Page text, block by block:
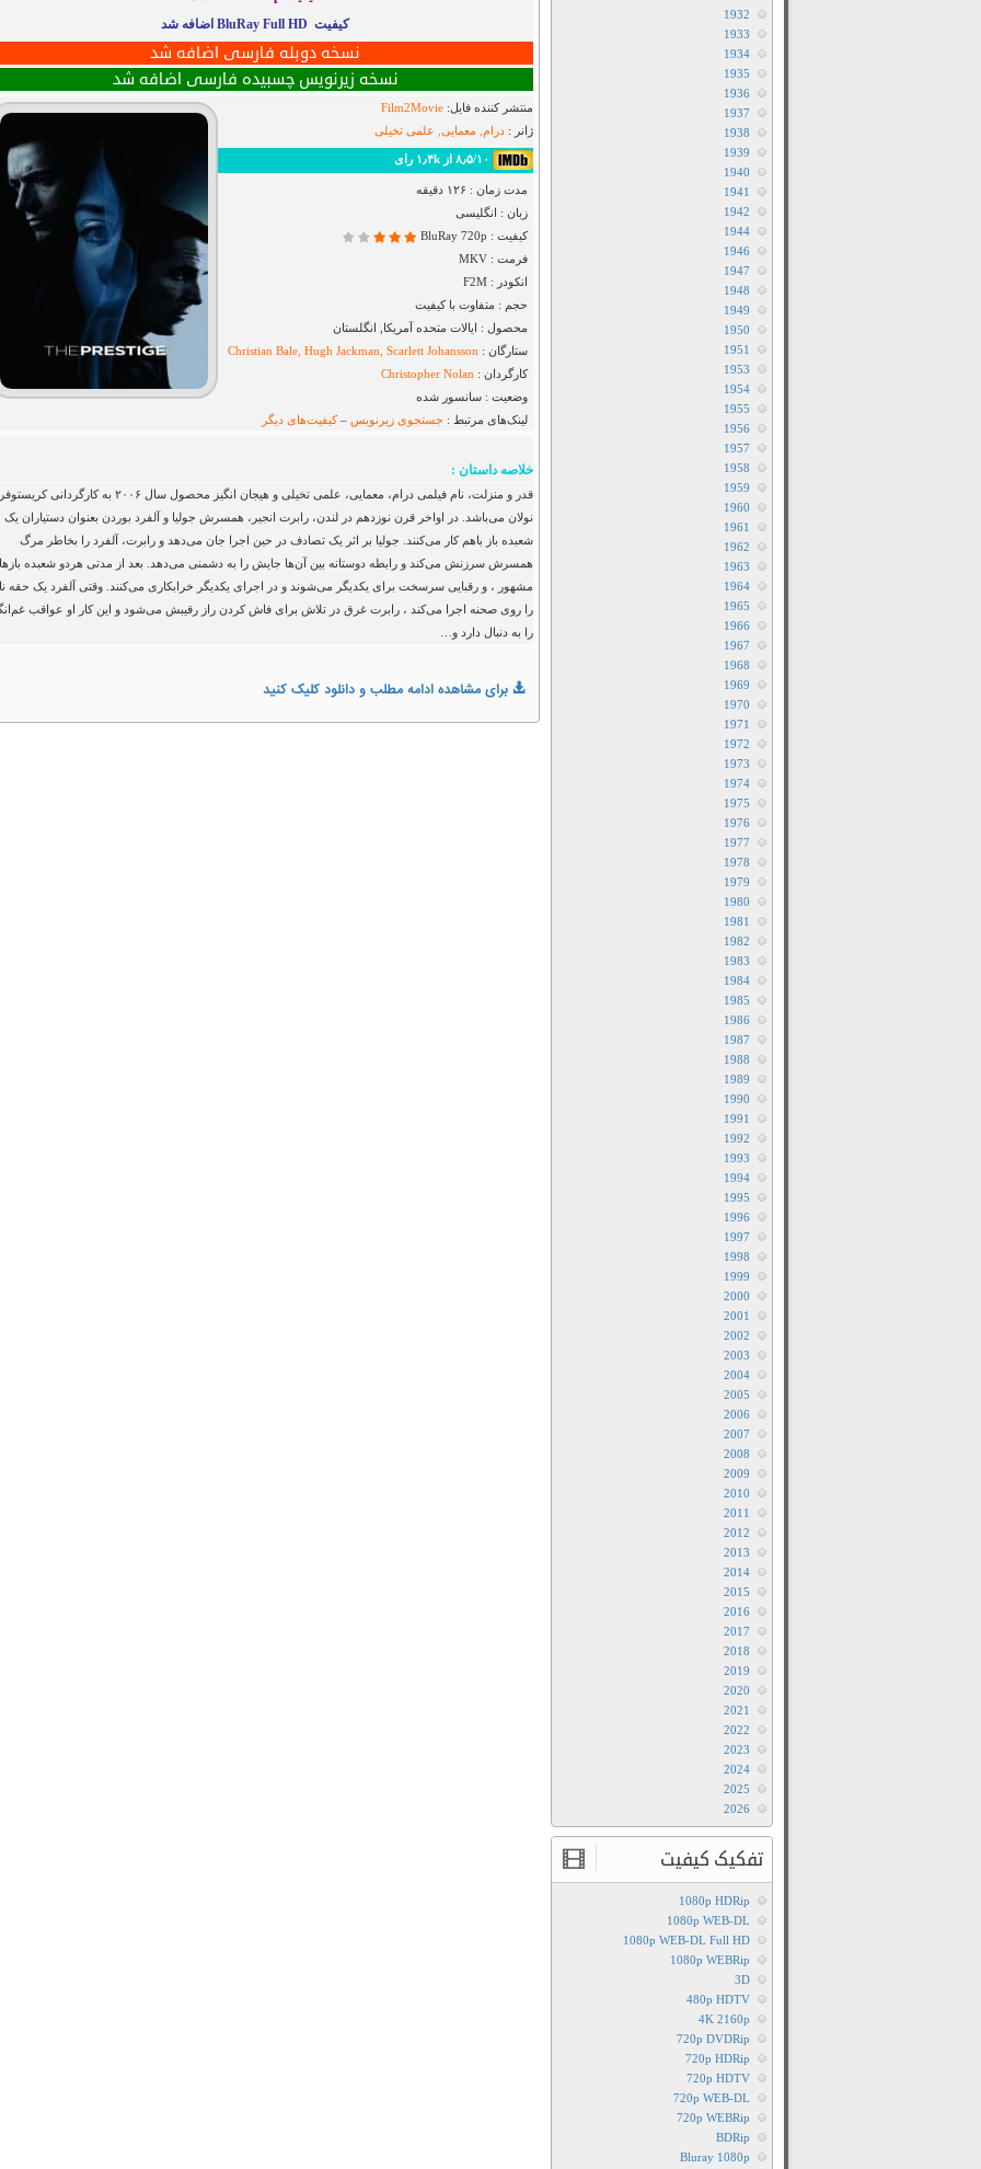
کیفیت BluRay Full HD اضافه شد
نسخه دوبله فارسی اضافه شد
نسخه زیرنویس چسبیده فارسی اضافه شد
منتشر کننده فایل: Film2Movie
ژانر : درام, معمایی, علمی تخیلی
مدت زمان : ۱۲۶ دقیقه
زبان : انگلیسی
کیفیت : BluRay 720p
فرمت : MKV
انکودر : F2M
حجم : متفاوت با کیفیت
محصول : ایالات متحده آمریکا, انگلستان
ستارگان : Christian Bale, Hugh Jackman, Scarlett Johansson
کارگردان : Christopher Nolan
وضعیت : سانسور شده
لینک‌های مرتبط : جستجوی زیرنویس –کیفیت‌های دیگر
خلاصه داستان :
قدر و منزلت، نام فیلمی درام، معمایی، علمی تخیلی و هیجان انگیز محصول سال ۲۰۰۶ به کارگردانی کریستوفر
نولان می‌باشد. در اواخر قرن نوزدهم در لندن، رابرت انجیر، همسرش جولیا و آلفرد بوردن بعنوان دستیاران یک
شعبده باز باهم کار می‌کنند. جولیا بر اثر یک تصادف در حین اجرا جان می‌دهد و رابرت، آلفرد را بخاطر مرگ
همسرش سرزنش می‌کند و رابطه دوستانه بین آن‌ها جایش را به دشمنی می‌دهد. بعد از مدتی هردو شعبده
مشهور ، و رقبایی سرسخت برای یکدیگر می‌شوند و در اجرای یکدیگر خرابکاری می‌کنند. وقتی آلفرد یک حقه
را روی صحنه اجرا می‌کند ، رابرت غرق در تلاش برای فاش کردن راز رقیبش می‌شود و این کار او عواقب
را به دنبال دارد و…
برای مشاهده ادامه مطلب و دانلود کلیک کنید
1932
1933
1934
1935
1936
1937
1938
1939
1940
1941
1942
1944
1946
1947
1948
1949
1950
1951
1953
1954
1955
1956
1957
1958
1959
1960
1961
1962
1963
1964
1965
1966
1967
1968
1969
1970
1971
1972
1973
1974
1975
1976
1977
1978
1979
1980
1981
1982
1983
1984
1985
1986
1987
1988
1989
1990
1991
1992
1993
1994
1995
1996
1997
1998
1999
2000
2001
2002
2003
2004
2005
2006
2007
2008
2009
2010
2011
2012
2013
2014
2015
2016
2017
2018
2019
2020
2021
2022
2023
2024
2025
2026
تفکیک کیفیت
1080p HDRip
1080p WEB-DL
1080p WEB-DL Full HD
1080p WEBRip
3D
480p HDTV
4K 2160p
720p DVDRip
720p HDRip
720p HDTV
720p WEB-DL
720p WEBRip
BDRip
Bluray 1080p